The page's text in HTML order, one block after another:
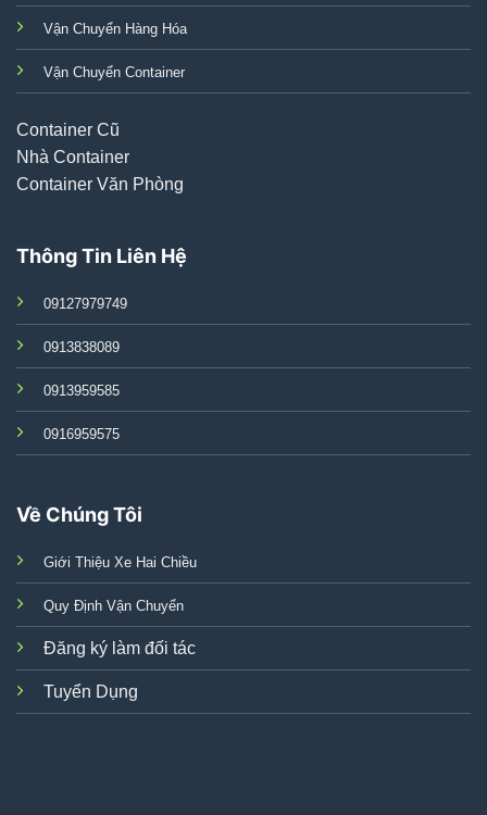
Vận Chuyển Hàng Hóa
Vận Chuyển Container
Container Cũ
Nhà Container
Container Văn Phòng
Thông Tin Liên Hệ
09127979749
0913838089
0913959585
0916959575
Về Chúng Tôi
Giới Thiệu Xe Hai Chiều
Quy Định Vận Chuyển
Đăng ký làm đối tác
Tuyển Dụng